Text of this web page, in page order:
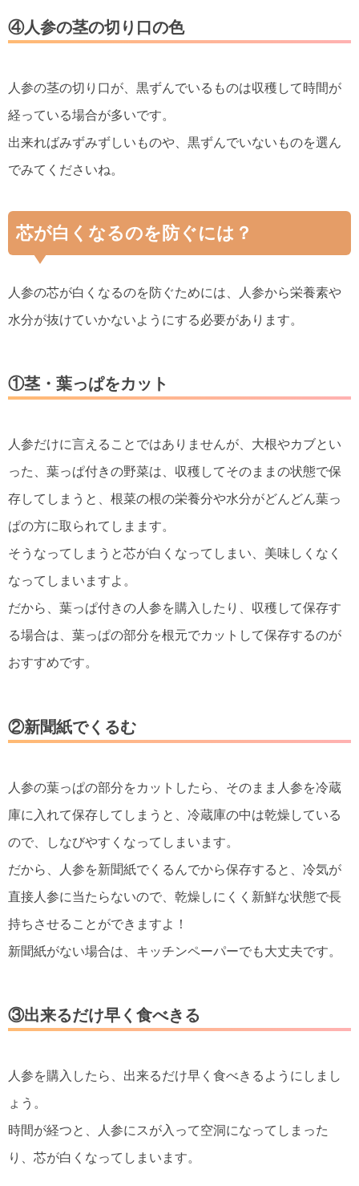
④人参の茎の切り口の色
人参の茎の切り口が、黒ずんでいるものは収穫して時間が
経っている場合が多いです。
出来ればみずみずしいものや、黒ずんでいないものを選ん
でみてくださいね。
芯が白くなるのを防ぐには？
人参の芯が白くなるのを防ぐためには、人参から栄養素や
水分が抜けていかないようにする必要があります。
①茎・葉っぱをカット
人参だけに言えることではありませんが、大根やカブとい
った、葉っぱ付きの野菜は、収穫してそのままの状態で保
存してしまうと、根菜の根の栄養分や水分がどんどん葉っ
ぱの方に取られてしまます。
そうなってしまうと芯が白くなってしまい、美味しくなく
なってしまいますよ。
だから、葉っぱ付きの人参を購入したり、収穫して保存す
る場合は、葉っぱの部分を根元でカットして保存するのが
おすすめです。
②新聞紙でくるむ
人参の葉っぱの部分をカットしたら、そのまま人参を冷蔵
庫に入れて保存してしまうと、冷蔵庫の中は乾燥している
ので、しなびやすくなってしまいます。
だから、人参を新聞紙でくるんでから保存すると、冷気が
直接人参に当たらないので、乾燥しにくく新鮮な状態で長
持ちさせることができますよ！
新聞紙がない場合は、キッチンペーパーでも大丈夫です。
③出来るだけ早く食べきる
人参を購入したら、出来るだけ早く食べきるようにしまし
ょう。
時間が経つと、人参にスが入って空洞になってしまった
り、芯が白くなってしまいます。